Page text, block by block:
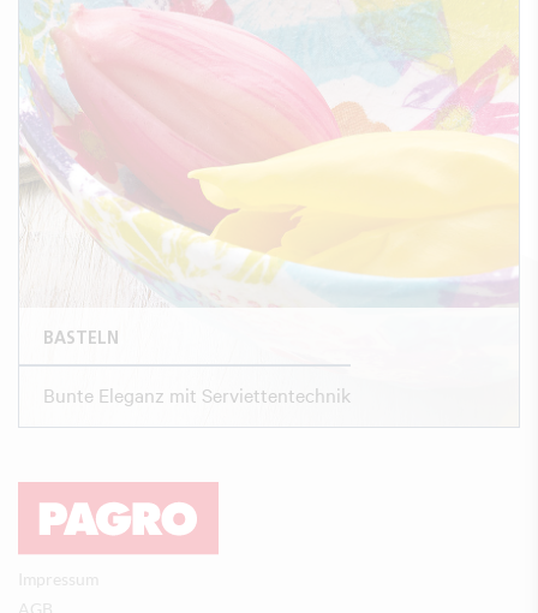
BASTELN
Bunte Eleganz mit Serviettentechnik
Impressum
AGB